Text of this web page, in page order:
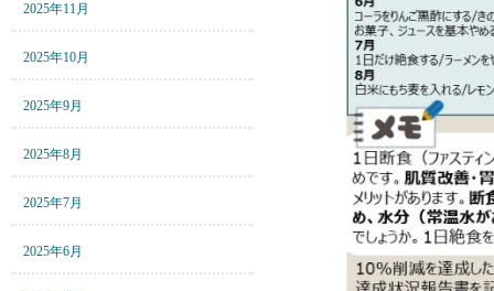
2025年11月
2025年10月
2025年9月
2025年8月
2025年7月
2025年6月